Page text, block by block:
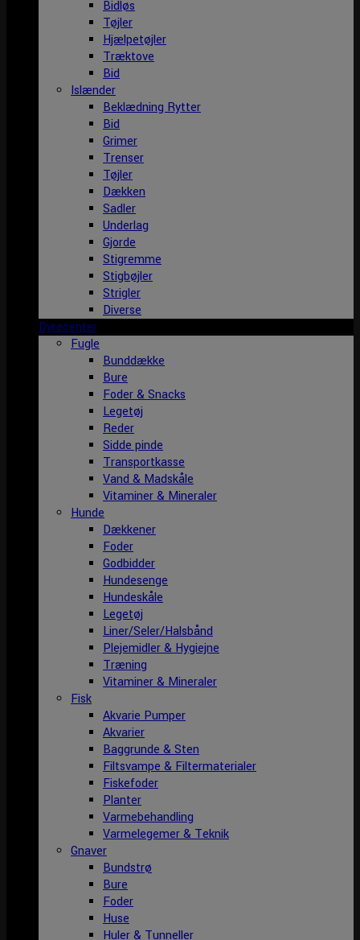
Bidløs
Tøjler
Hjælpetøjler
Træktove
Bid
Islænder
Beklædning Rytter
Bid
Grimer
Trenser
Tøjler
Dækken
Sadler
Underlag
Gjorde
Stigremme
Stigbøjler
Strigler
Diverse
Dyrecenter
Fugle
Bunddække
Bure
Foder & Snacks
Legetøj
Reder
Sidde pinde
Transportkasse
Vand & Madskåle
Vitaminer & Mineraler
Hunde
Dækkener
Foder
Godbidder
Hundesenge
Hundeskåle
Legetøj
Liner/Seler/Halsbånd
Plejemidler & Hygiejne
Træning
Vitaminer & Mineraler
Fisk
Akvarie Pumper
Akvarier
Baggrunde & Sten
Filtsvampe & Filtermaterialer
Fiskefoder
Planter
Varmebehandling
Varmelegemer & Teknik
Gnaver
Bundstrø
Bure
Foder
Huse
Huler & Tunneller